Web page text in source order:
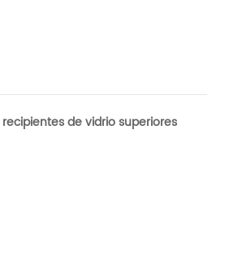
de vidrio superiores